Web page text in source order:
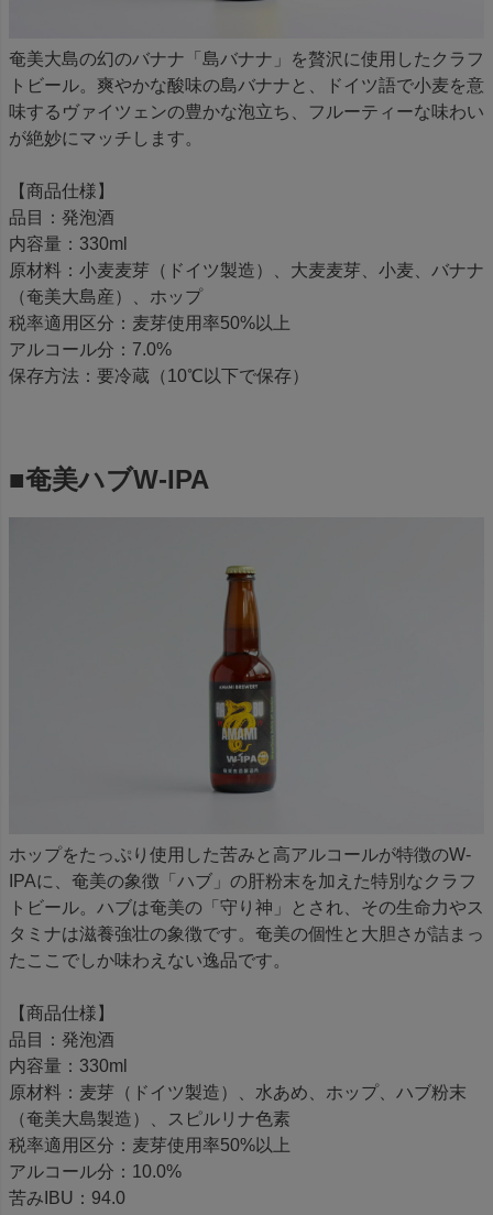
奄美大島の幻のバナナ「島バナナ」を贅沢に使用したクラフ
トビール。爽やかな酸味の島バナナと、ドイツ語で小麦を意
味するヴァイツェンの豊かな泡立ち、フルーティーな味わい
が絶妙にマッチします。
【商品仕様】
品目：発泡酒
内容量：330ml
原材料：小麦麦芽（ドイツ製造）、大麦麦芽、小麦、バナナ
（奄美大島産）、ホップ
税率適用区分：麦芽使用率50%以上
アルコール分：7.0%
保存方法：要冷蔵（10℃以下で保存）
■奄美ハブW-IPA
ホップをたっぷり使用した苦みと高アルコールが特徴のW-
IPAに、奄美の象徴「ハブ」の肝粉末を加えた特別なクラフ
トビール。ハブは奄美の「守り神」とされ、その生命力やス
タミナは滋養強壮の象徴です。奄美の個性と大胆さが詰まっ
たここでしか味わえない逸品です。
【商品仕様】
品目：発泡酒
内容量：330ml
原材料：麦芽（ドイツ製造）、水あめ、ホップ、ハブ粉末
（奄美大島製造）、スピルリナ色素
税率適用区分：麦芽使用率50%以上
アルコール分：10.0%
苦みIBU：94.0